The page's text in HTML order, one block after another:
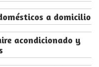
a domicilio
acondicionado y